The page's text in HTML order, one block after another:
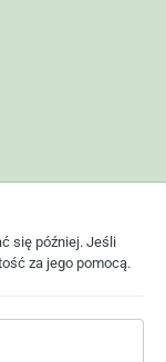
się później. Jeśli
za jego pomocą.